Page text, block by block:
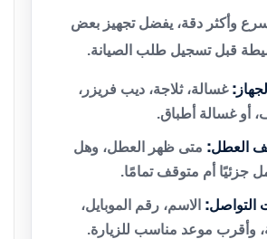
وأكثر دقة، يفضل تجهيز بعض
قبل تسجيل طلب الصيانة.
غسالة، ثلاجة، ديب فريزر،
أو غسالة أطباق.
العطل: متى ظهر العطل، وهل
جزئيًا أم متوقف تمامًا.
التواصل: الاسم، رقم الموبايل،
وأقرب موعد مناسب للزيارة.